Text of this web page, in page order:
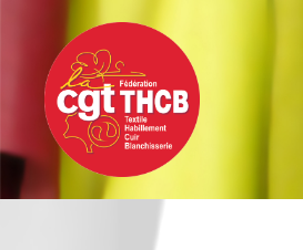
contenu
principal